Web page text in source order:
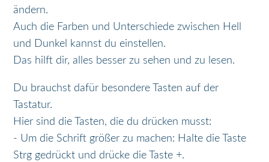
ändern.
Auch die Farben und Unterschiede zwischen Hell
und Dunkel kannst du einstellen.
Das hilft dir, alles besser zu sehen und zu lesen.
Du brauchst dafür besondere Tasten auf der
Tastatur.
Hier sind die Tasten, die du drücken musst:
- Um die Schrift größer zu machen: Halte die Taste
Strg gedrückt und drücke die Taste +.